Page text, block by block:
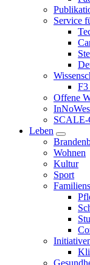
Service
F3
Offene
SCALE-
Leben
Wohnen
Kultur
Sport